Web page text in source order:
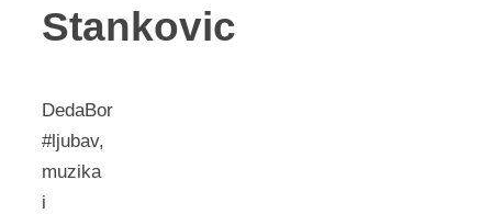
Stankovic
DedaBor
#ljubav,
muzika
i